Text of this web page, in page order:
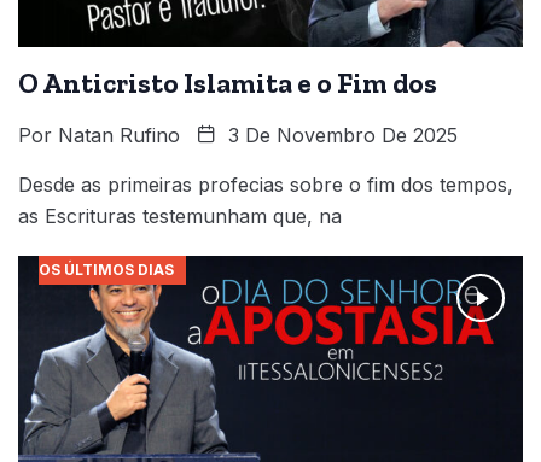
O Anticristo Islamita e o Fim dos
Por Natan Rufino 3 De Novembro De 2025
Desde as primeiras profecias sobre o fim dos tempos,
as Escrituras testemunham que, na
OS ÚLTIMOS DIAS